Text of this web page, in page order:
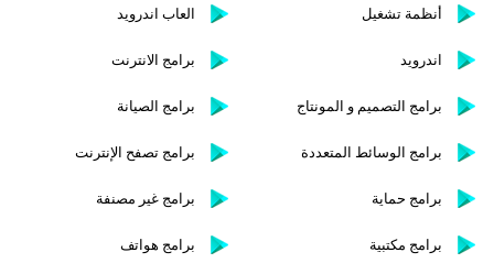
أنظمة تشغيل العاب اندرويد
اندرويد برامج الانترنت
برامج التصميم و المونتاج برامج الصيانة
برامج الوسائط المتعددة برامج تصفح الإنترنت
برامج حماية برامج غير مصنفة
برامج مكتبية برامج هواتف